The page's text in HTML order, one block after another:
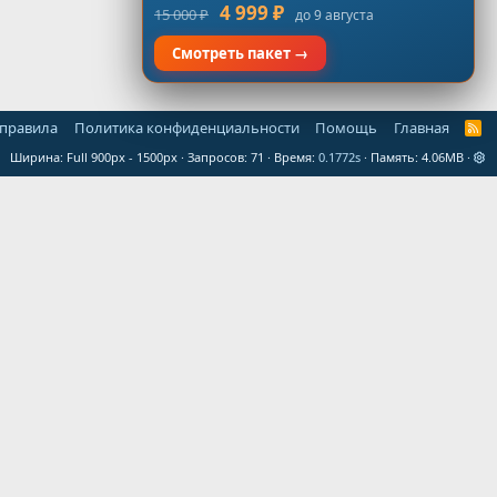
Политика конфиденциальности Помощь Главная
R
S
Ширина Запросов 71 Время 0.1772s Память 4.06MB
15 000 ₽ 4 999 ₽ до 9 августа
Смотреть пакет →